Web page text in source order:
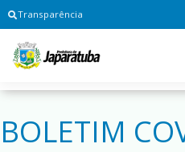
Transparência
BOLETIM